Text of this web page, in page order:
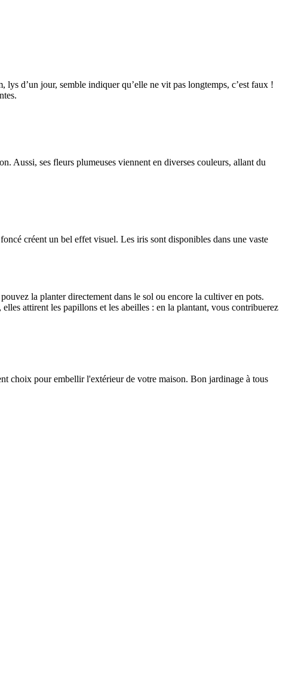
d’un jour, semble indiquer qu’elle ne vit pas longtemps, c’est faux !
Aussi, ses fleurs plumeuses viennent en diverses couleurs, allant du
créent un bel effet visuel. Les iris sont disponibles dans une vaste
la planter directement dans le sol ou encore la cultiver en pots.
attirent les papillons et les abeilles : en la plantant, vous contribuerez
choix pour embellir l'extérieur de votre maison. Bon jardinage à tous